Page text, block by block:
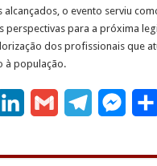
alcançados, o evento serviu
perspectivas para a próxima
dos profissionais que
à população.
n
a
l
s